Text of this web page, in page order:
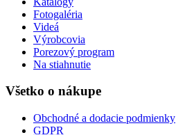
Fotogaléria
Videá
Výrobcovia
Porezový program
Na stiahnutie
Všetko o nákupe
Obchodné a dodacie podmienky
GDPR